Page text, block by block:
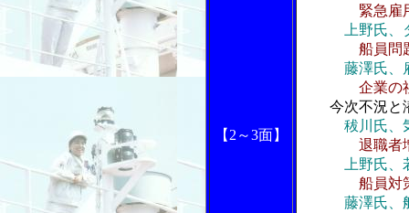
【2 ～3面】
緊急雇
上野氏
船員問
藤澤氏、
企業の
今次不況と
秡川氏、
退職者
上野氏
船員対
藤澤氏、